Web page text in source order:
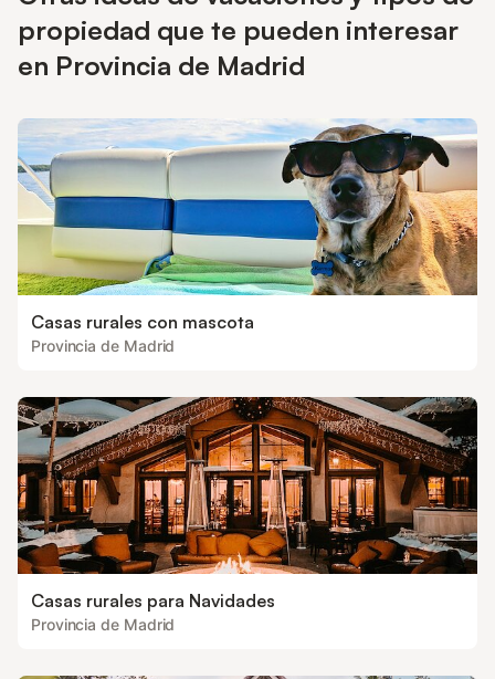
propiedad que te pueden interesar
en Provincia de Madrid
Casas rurales con mascota
Provincia de Madrid
Casas rurales para Navidades
Provincia de Madrid